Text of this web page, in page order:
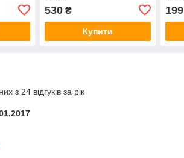
530₴
Купити
199
з 24 відгуків за рік